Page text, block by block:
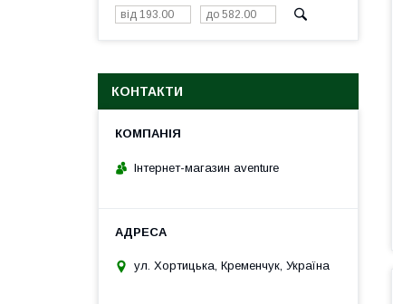
КОНТАКТИ
Інтернет-магазин aventure
ул. Хортицька, Кременчук, Україна